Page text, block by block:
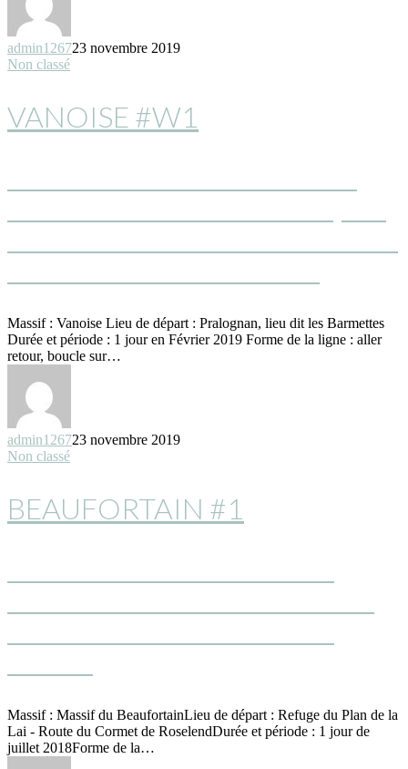
admin126723 novembre 2019
Non classé
VANOISE #W1
Massif : Vanoise Lieu de départ : Pralognan, lieu dit les Barmettes
Durée et période : 1 jour en Février 2019 Forme de la ligne : aller
retour, boucle sur…
admin126723 novembre 2019
Non classé
BEAUFORTAIN #1
Massif : Massif du BeaufortainLieu de départ : Refuge du Plan de la
Lai - Route du Cormet de RoselendDurée et période : 1 jour de
juillet 2018Forme de la…